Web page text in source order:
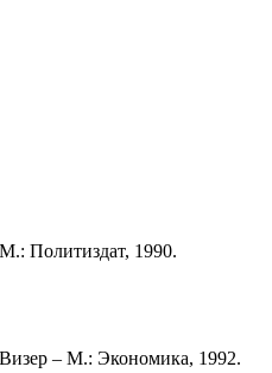
Политиздат, 1990.
– М.: Экономика, 1992.